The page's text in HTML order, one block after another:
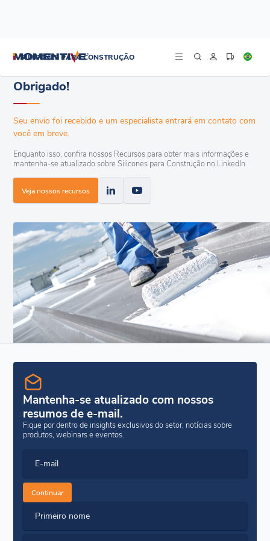
SILICONES PARA CONSTRUÇÃO
Obrigado!
Seu envio foi recebido e um especialista entrará em contato com
você em breve.
Enquanto isso, confira nossos Recursos para obter mais informações e
mantenha-se atualizado sobre Silicones para Construção no LinkedIn.
Veja nossos recursos
Mantenha-se atualizado com nossos
resumos de e-mail.
Fique por dentro de insights exclusivos do setor, notícias sobre
produtos, webinars e eventos.
E-mail
Continuar
Primeiro nome